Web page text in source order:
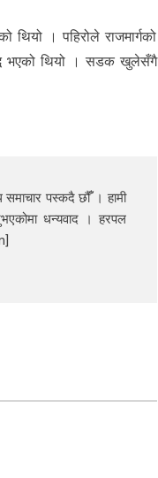
। पहिरोले राजमार्गको
भएको थियो । सडक खुलेसँगै
समाचार पस्कदै छौँँ । हामी
धन्यवाद । हरपल